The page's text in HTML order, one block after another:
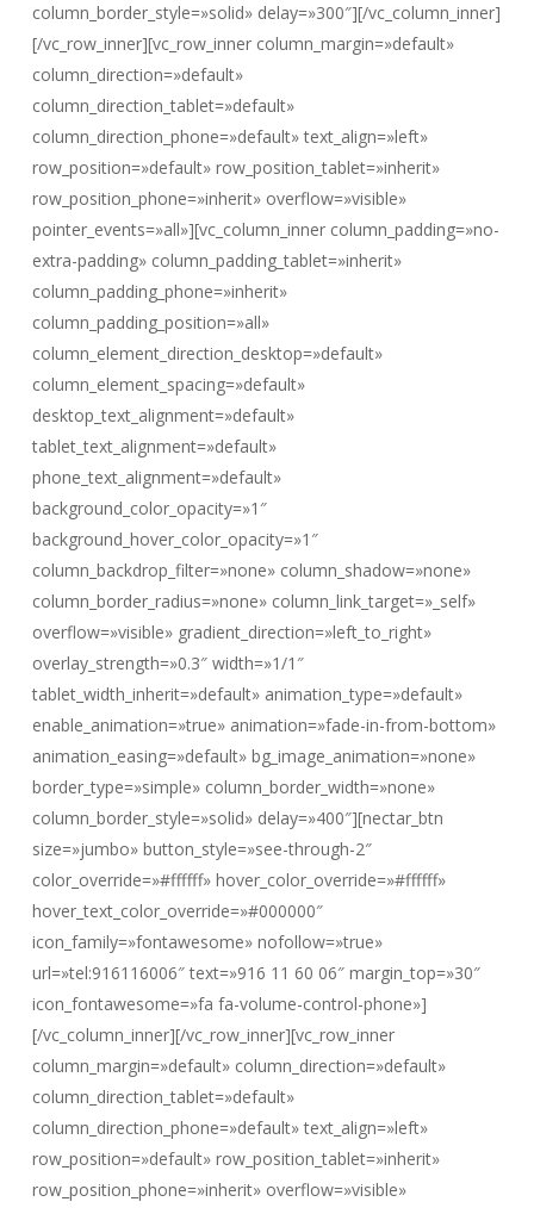
column_border_style=»solid» delay=»300″][/vc_column_inner]
[/vc_row_inner][vc_row_inner column_margin=»default»
column_direction=»default»
column_direction_tablet=»default»
column_direction_phone=»default» text_align=»left»
row_position=»default» row_position_tablet=»inherit»
row_position_phone=»inherit» overflow=»visible»
pointer_events=»all»][vc_column_inner column_padding=»no-
extra-padding» column_padding_tablet=»inherit»
column_padding_phone=»inherit»
column_padding_position=»all»
column_element_direction_desktop=»default»
column_element_spacing=»default»
desktop_text_alignment=»default»
tablet_text_alignment=»default»
phone_text_alignment=»default»
background_color_opacity=»1″
background_hover_color_opacity=»1″
column_backdrop_filter=»none» column_shadow=»none»
column_border_radius=»none» column_link_target=»_self»
overflow=»visible» gradient_direction=»left_to_right»
overlay_strength=»0.3″ width=»1/1″
tablet_width_inherit=»default» animation_type=»default»
enable_animation=»true» animation=»fade-in-from-bottom»
animation_easing=»default» bg_image_animation=»none»
border_type=»simple» column_border_width=»none»
column_border_style=»solid» delay=»400″][nectar_btn
size=»jumbo» button_style=»see-through-2″
color_override=»#ffffff» hover_color_override=»#ffffff»
hover_text_color_override=»#000000″
icon_family=»fontawesome» nofollow=»true»
url=»tel:916116006″ text=»916 11 60 06″ margin_top=»30″
icon_fontawesome=»fa fa-volume-control-phone»]
[/vc_column_inner][/vc_row_inner][vc_row_inner
column_margin=»default» column_direction=»default»
column_direction_tablet=»default»
column_direction_phone=»default» text_align=»left»
row_position=»default» row_position_tablet=»inherit»
row_position_phone=»inherit» overflow=»visible»